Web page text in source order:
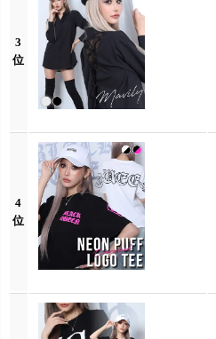
3
位
4
位